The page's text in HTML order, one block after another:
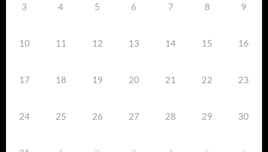
3 4 5 6 7 8 9
10 11 12 13 14 15 16
17 18 19 20 21 22 23
24 25 26 27 28 29 30